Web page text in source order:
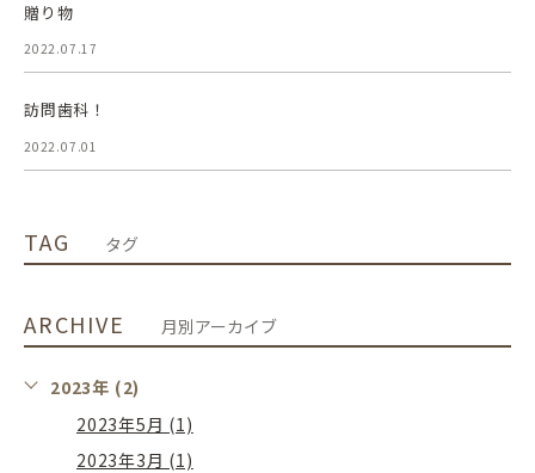
贈り物
2022.07.17
訪問歯科！
2022.07.01
TAG タグ
ARCHIVE 月別アーカイブ
2023年 (2)
2023年5月 (1)
2023年3月 (1)